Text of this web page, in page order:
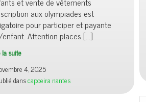
aux olympiades est
pour participer et payante
Attention places […]
la suite
4, 2025
danscapoeira nantes